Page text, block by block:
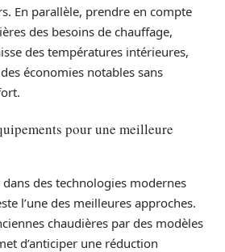
En parallèle, prendre en compte
des besoins de chauffage,
des températures intérieures,
économies notables sans
pour une meilleure
des technologies modernes
l’une des meilleures approches.
chaudières par des modèles
d’anticiper une réduction